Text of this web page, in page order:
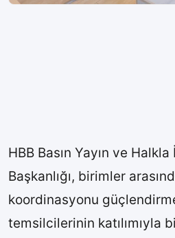
HBB Basın Yayın ve
Başkanlığı, birimler
koordinasyonu
temsilcilerinin katılımıyla